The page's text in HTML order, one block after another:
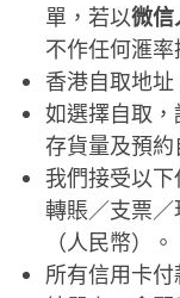
單，若以微信
不作任何滙率
香港自取地址
如選擇自取
存貨量及預約
我們接受以
轉賬／支票／
（人民幣）。
所有信用卡